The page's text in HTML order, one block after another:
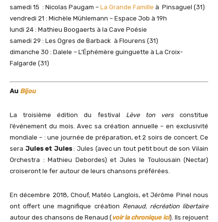
samedi 15 : Nicolas Paugam – La Grande Famille à Pinsaguel (31)
vendredi 21 : Michèle Mühlemann – Espace Job à 19h
lundi 24 : Mathieu Boogaerts à la Cave Poésie
samedi 29 : Les Ogres de Barback à Flourens (31)
dimanche 30 : Dalele – L’Éphémère guinguette à La Croix-
Falgarde (31)
Au Bijou
La troisième édition du festival Lève ton versconstitue
l’événement du mois. Avec sa création annuelle – en exclusivité
mondiale – : une journée de préparation, et 2 soirs de concert. Ce
sera Jules et Jules: Jules (avec un tout petit bout de son Vilain
Orchestra : Mathieu Debordes) et Jules le Toulousain (Nectar)
croiseront le fer autour de leurs chansons préférées.
En décembre 2018, Chouf, Matéo Langlois, et Jérôme Pinel nous
ont offert une magnifique création Renaud, récréation libertaire
autour des chansons de Renaud (voir la chronique ici). Ils rejouent